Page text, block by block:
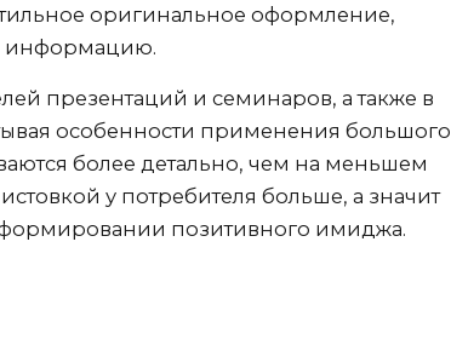
оригинальное оформление,
информацию.
презентаций и семинаров, а также в
особенности применения большого
более детально, чем на меньшем
у потребителя больше, а значит
формировании позитивного имиджа.